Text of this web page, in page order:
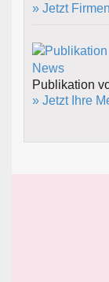
» Jetzt
Publikation
» Jetzt Ihre